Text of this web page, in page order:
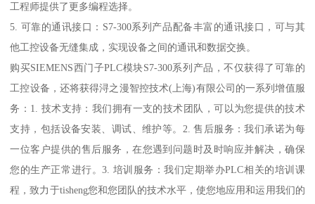
工程师提供了更多编程选择。
5. 可靠的通讯接口：S7-300系列产品配备丰富的通讯接口，可与其
他工控设备无缝集成，实现设备之间的通讯和数据交换。
购买SIEMENS西门子PLC模块S7-300系列产品，不仅获得了可靠的
工控设备，还将获得浔之漫智控技术(上海)有限公司的一系列增值服
务：1. 技术支持：我们拥有一支的技术团队，可以为您提供的技术
支持，包括设备安装、调试、维护等。2. 售后服务：我们承诺为每
一位客户提供的售后服务，在您遇到问题时及时响应并解决，确保
您的生产正常进行。3. 培训服务：我们定期举办PLC相关的培训课
程，致力于tisheng您和您团队的技术水平，使您地应用和运用我们的